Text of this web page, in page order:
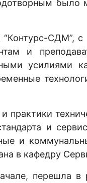
СДМ”,
и
практики
и
и
в кафедру
перешла